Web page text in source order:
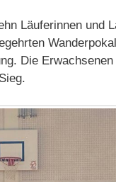
Läuferinnen und
Die